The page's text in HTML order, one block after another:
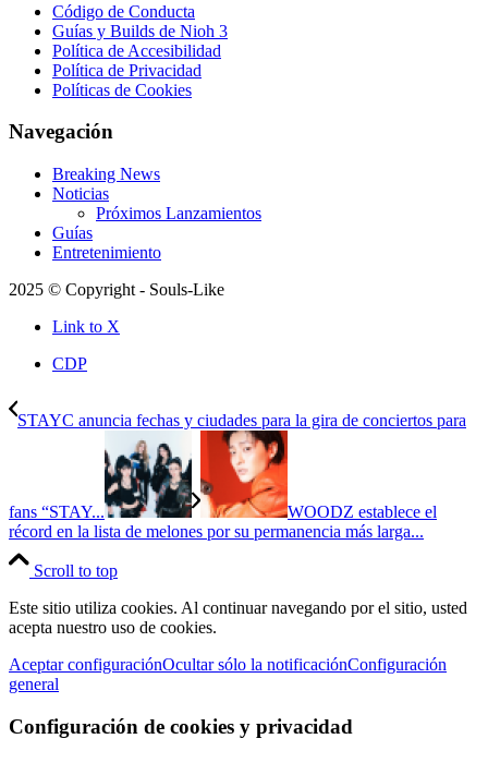
Código de Conducta
Guías y Builds de Nioh 3
Política de Accesibilidad
Política de Privacidad
Políticas de Cookies
Navegación
Breaking News
Noticias
Próximos Lanzamientos
Guías
Entretenimiento
2025 © Copyright - Souls-Like
Link to X
CDP
STAYC anuncia fechas y ciudades para la gira de conciertos para
fans “STAY...
WOODZ establece el
récord en la lista de melones por su permanencia más larga...
Scroll to top
Este sitio utiliza cookies. Al continuar navegando por el sitio, usted
acepta nuestro uso de cookies.
Aceptar configuraciónOcultar sólo la notificaciónConfiguración
general
Configuración de cookies y privacidad